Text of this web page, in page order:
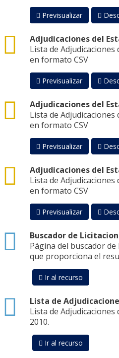
Previsualizar
Adjudicaciones del
csv
Lista de Adjudicaciones
en formato CSV
Previsualizar
Adjudicaciones del
csv
Lista de Adjudicaciones
en formato CSV
Previsualizar
Adjudicaciones del
csv
Lista de Adjudicaciones
en formato CSV
Previsualizar
Buscador de
html
Página del buscador
que proporciona el
Ir al recurso
Lista de
html
Lista de Adjudicaciones
2010.
Ir al recurso